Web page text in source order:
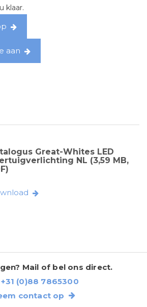
klaar.
aan
Great-Whites LED
NL (3,59 MB,
Mail of bel ons direct.
(0)88 7865300
contact op